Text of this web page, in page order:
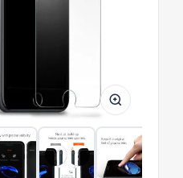
2.5D
STANDARD
0.2mm
pro